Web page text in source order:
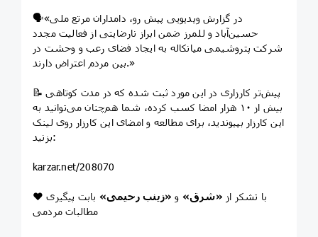
🗣«در گزارش ویدیویی پیش رو، دامداران مرتع ملی
حسین‌آباد و للمرز ضمن ابراز نارضایتی از فعالیت مجدد
شرکت پتروشیمی میانکاله به ایجاد فضای رعب و وحشت در
بین مردم اعتراض دارند.»
📝 پیش‌تر کارزاری در این مورد ثبت شده که در مدت کوتاهی
بیش از ۱۰ هزار امضا کسب کرده، شما هم‌چنان می‌توانید به
این کارزار بپیوندید، برای مطالعه و امضای این کارزار روی لینک
بزنید:
karzar.net/208070
❤️ با تشکر از «شرق» و «زینب رحیمی» بابت پیگیری
مطالبات مردمی